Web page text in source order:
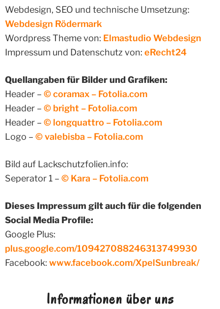
Webdesign, SEO und technische Umsetzung:
Webdesign Rödermark
Wordpress Theme von: Elmastudio Webdesign
Impressum und Datenschutz von: eRecht24
Quellangaben für Bilder und Grafiken:
Header – © coramax – Fotolia.com
Header – © bright – Fotolia.com
Header – © longquattro – Fotolia.com
Logo – © valebisba – Fotolia.com
Bild auf Lackschutzfolien.info:
Seperator 1 – © Kara – Fotolia.com
Dieses Impressum gilt auch für die folgenden
Social Media Profile:
Google Plus:
plus.google.com/109427088246313749930
Facebook: www.facebook.com/XpelSunbreak/
Informationen über uns